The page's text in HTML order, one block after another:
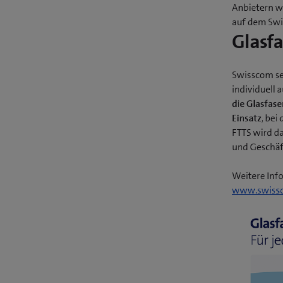
Anbietern
auf dem
Swisscom
individuell
die
Einsatz, bei
FTTS wird
und
Weitere